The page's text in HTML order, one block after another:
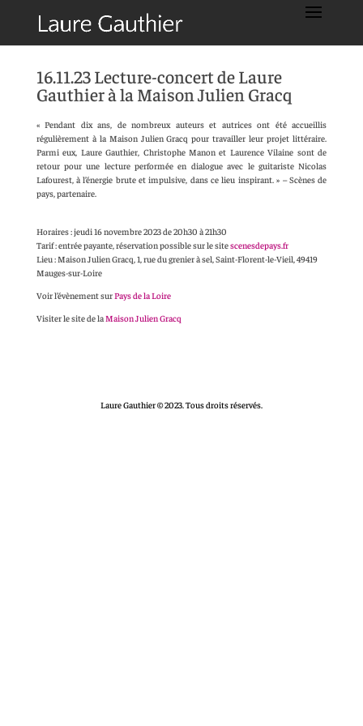
16.11.23 Lecture-concert de Laure
Gauthier à la Maison Julien Gracq
« Pendant dix ans, de nombreux auteurs et autrices ont été accueillis
régulièrement à la Maison Julien Gracq pour travailler leur projet littéraire.
Parmi eux, Laure Gauthier, Christophe Manon et Laurence Vilaine sont de
retour pour une lecture performée en dialogue avec le guitariste Nicolas
Lafourest, à l’énergie brute et impulsive, dans ce lieu inspirant. » – Scènes de
pays, partenaire.
Horaires : jeudi 16 novembre 2023 de 20h30 à 21h30
Tarif : entrée payante, réservation possible sur le sitescenesdepays.fr
Lieu : Maison Julien Gracq, 1, rue du grenier à sel, Saint-Florent-le-Vieil, 49419
Mauges-sur-Loire
Voir l’évènement surPays de la Loire
Visiter le site de laMaison Julien Gracq
Laure Gauthier © 2023. Tous droits réservés.